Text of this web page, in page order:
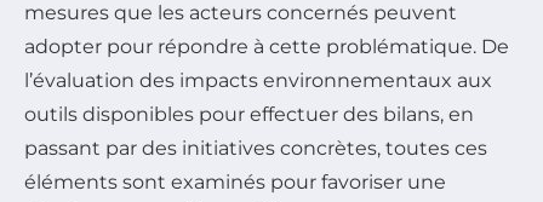
mesures que les acteurs concernés peuvent
adopter pour répondre à cette problématique. De
l’évaluation des impacts environnementaux aux
outils disponibles pour effectuer des bilans, en
passant par des initiatives concrètes, toutes ces
éléments sont examinés pour favoriser une